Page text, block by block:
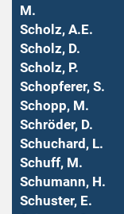
M.
Scholz, A.E.
Scholz, D.
Scholz, P.
Schopferer, S.
Schopp, M.
Schröder, D.
Schuchard, L.
Schuff, M.
Schumann, H.
Schuster, E.